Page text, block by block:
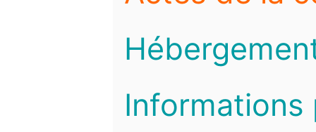
Informations